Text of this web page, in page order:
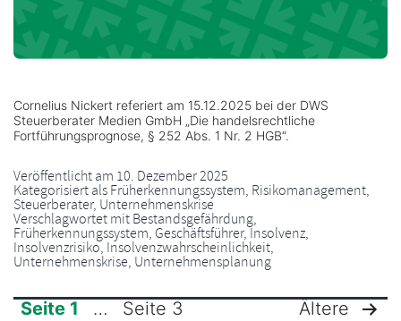
Cornelius Nickert referiert am 15.12.2025 bei der DWS
Steuerberater Medien GmbH „Die handelsrechtliche
Fortführungsprognose, § 252 Abs. 1 Nr. 2 HGB“.
Veröffentlicht am 10. Dezember 2025
Kategorisiert alsFrüherkennungssystem, Risikomanagement,
Steuerberater, Unternehmenskrise
Verschlagwortet mitBestandsgefährdung,
Früherkennungssystem, Geschäftsführer,Insolvenz,
Insolvenzrisiko, Insolvenzwahrscheinlichkeit,
Unternehmenskrise, Unternehmensplanung
Seite 1 … Seite 3 Ältere